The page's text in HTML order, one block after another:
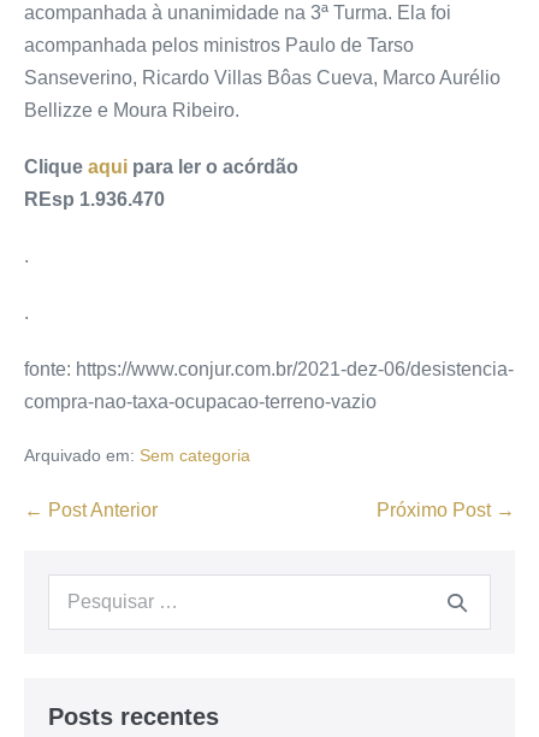
acompanhada à unanimidade na 3ª Turma. Ela foi
acompanhada pelos ministros Paulo de Tarso
Sanseverino, Ricardo Villas Bôas Cueva, Marco Aurélio
Bellizze e Moura Ribeiro.
Clique aqui para ler o acórdão
REsp 1.936.470
.
.
fonte: https://www.conjur.com.br/2021-dez-06/desistencia-
compra-nao-taxa-ocupacao-terreno-vazio
Arquivado em: Sem categoria
← Post Anterior Próximo Post →
Posts recentes